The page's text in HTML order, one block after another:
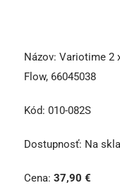
Názov: Variotime 2
Flow, 66045038
Kód: 010-082S
Dostupnosť: Na
Cena: 37,90 €